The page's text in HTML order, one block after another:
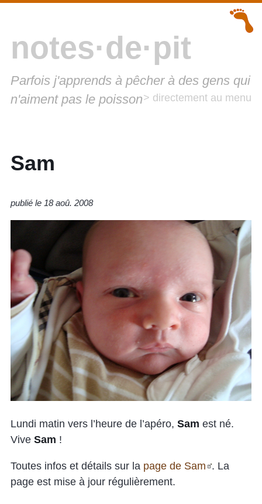
notes·de·pit
Parfois j'apprends à pêcher à des gens qui
n'aiment pas le poisson> directement au menu
Sam
publié le 18 aoû. 2008
Lundi matin vers l’heure de l’apéro, Sam est né.
Vive Sam !
Toutes infos et détails sur la page de Sam . La
page est mise à jour régulièrement.